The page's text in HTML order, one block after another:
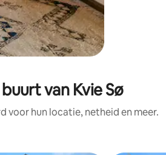
van Kvie Sø
voor hun locatie, netheid en meer.